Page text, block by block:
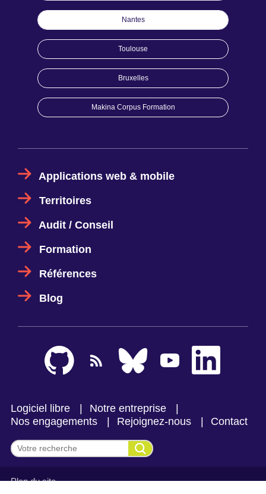
Applications web & mobile
Territoires
Audit / Conseil
Formation
Références
Blog
Nantes
Toulouse
Bruxelles
Makina Corpus Formation
Logiciel libre
Notre entreprise
Nos engagements
Rejoignez-nous Contact
Effectuer une recherche
Plan du site